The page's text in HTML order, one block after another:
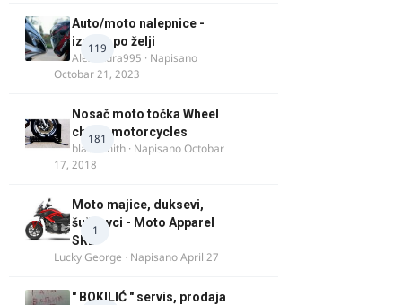
119
Auto/moto nalepnice -
izrada po želji
Alexandra995 · Napisano
Octobar 21, 2023
181
Nosač moto točka Wheel
chock motorcycles
blacksmith · NapisanoOctobar
17, 2018
1
Moto majice, duksevi,
šuškavci - Moto Apparel
SRB
Lucky George · NapisanoApril 27
" BOKILIĆ " servis, prodaja